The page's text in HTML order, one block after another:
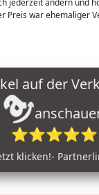
jederzeit ändern und
Preis war ehemaliger
⭐⭐⭐⭐⭐
klicken!-